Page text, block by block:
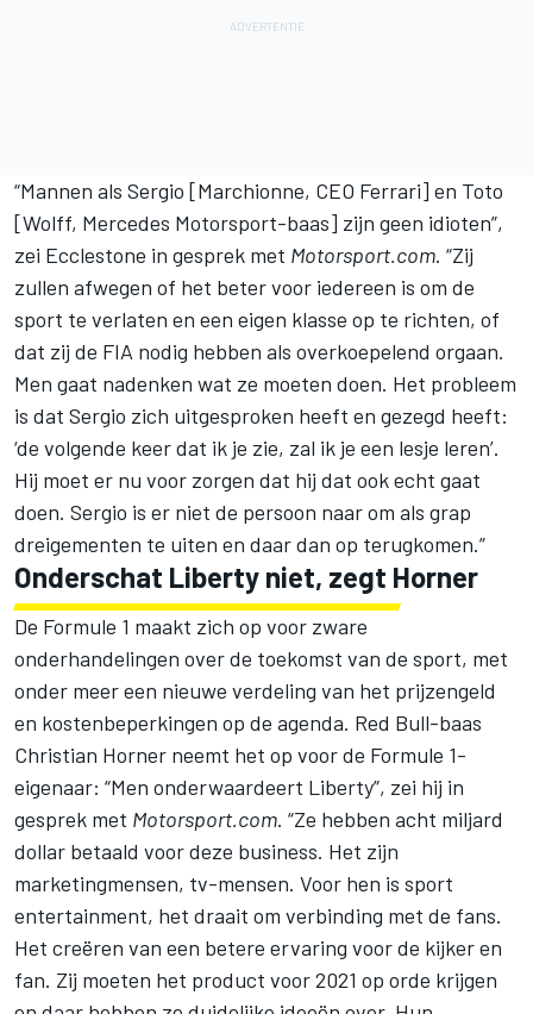
“Mannen als Sergio [Marchionne, CEO Ferrari] en Toto
[Wolff, Mercedes Motorsport-baas] zijn geen idioten”,
zei Ecclestone in gesprek met Motorsport.com. “Zij
zullen afwegen of het beter voor iedereen is om de
sport te verlaten en een eigen klasse op te richten, of
dat zij de FIA nodig hebben als overkoepelend orgaan.
Men gaat nadenken wat ze moeten doen. Het probleem
is dat Sergio zich uitgesproken heeft en gezegd heeft:
‘de volgende keer dat ik je zie, zal ik je een lesje leren’.
Hij moet er nu voor zorgen dat hij dat ook echt gaat
doen. Sergio is er niet de persoon naar om als grap
dreigementen te uiten en daar dan op terugkomen.”
Onderschat Liberty niet, zegt Horner
De Formule 1 maakt zich op voor zware
onderhandelingen over de toekomst van de sport, met
onder meer een nieuwe verdeling van het prijzengeld
en kostenbeperkingen op de agenda. Red Bull-baas
Christian Horner neemt het op voor de Formule 1-
eigenaar: “Men onderwaardeert Liberty”, zei hij in
gesprek met Motorsport.com. “Ze hebben acht miljard
dollar betaald voor deze business. Het zijn
marketingmensen, tv-mensen. Voor hen is sport
entertainment, het draait om verbinding met de fans.
Het creëren van een betere ervaring voor de kijker en
fan. Zij moeten het product voor 2021 op orde krijgen